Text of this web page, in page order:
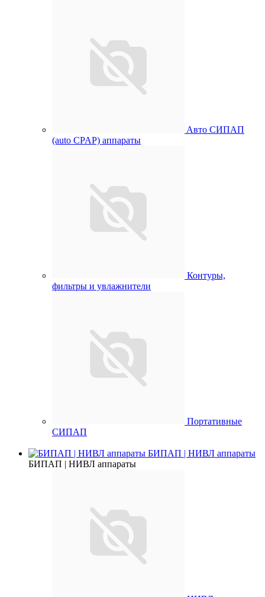
Aвто СИПАП
(auto CPAP) аппараты
Контуры,
фильтры и увлажнители
Портативные
СИПАП
БИПАП | НИВЛ аппараты
БИПАП | НИВЛ аппараты